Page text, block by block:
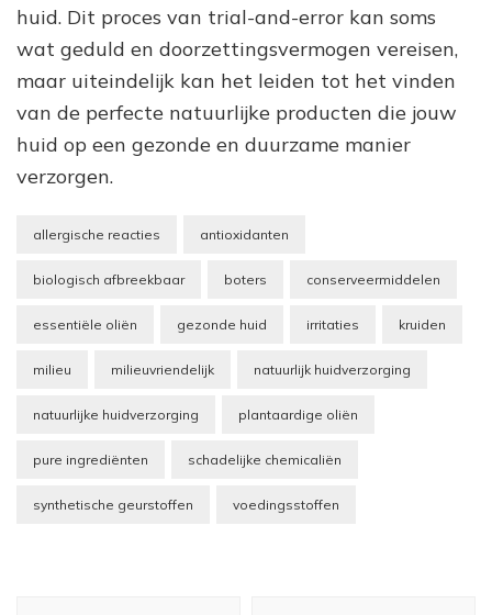
huid. Dit proces van trial-and-error kan soms
wat geduld en doorzettingsvermogen vereisen,
maar uiteindelijk kan het leiden tot het vinden
van de perfecte natuurlijke producten die jouw
huid op een gezonde en duurzame manier
verzorgen.
allergische reacties antioxidanten
biologisch afbreekbaar boters conserveermiddelen
essentiële oliën gezonde huid irritaties kruiden
milieu milieuvriendelijk natuurlijk huidverzorging
natuurlijke huidverzorging plantaardige oliën
pure ingrediënten schadelijke chemicaliën
synthetische geurstoffen voedingsstoffen